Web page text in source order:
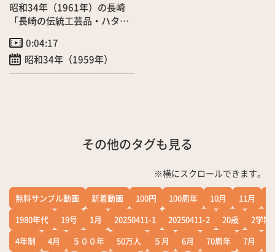
昭和34年（1961年）の長崎
「長崎の伝統工芸品・ハタ作
0:04:17
昭和34年（1959年）
その他のタグも見る
※横にスクロールできます。
無料サンプル動画 新着動画 100円 100周年 10月 11月
1980年代
19号 1月 20250411-1 20250411-2 20歳
2学期
4年制
4月 ５００年 50万人 ５月 6月 70周年 7月